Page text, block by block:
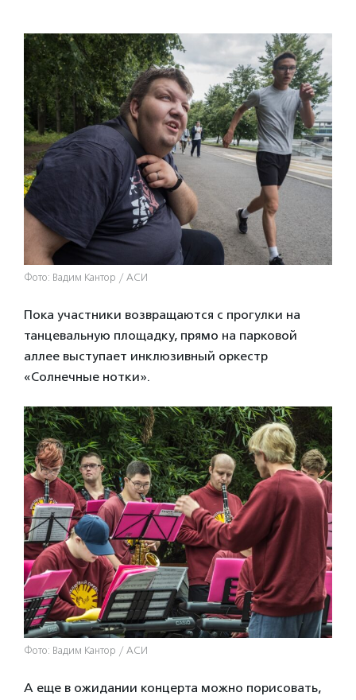
Фото: Вадим Кантор / АСИ
Пока участники возвращаются с прогулки на
танцевальную площадку, прямо на парковой
аллее выступает инклюзивный оркестр
«Солнечные нотки».
Фото: Вадим Кантор / АСИ
А еще в ожидании концерта можно порисовать,